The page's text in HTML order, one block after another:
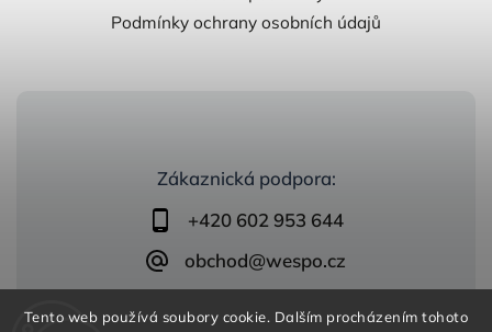
Tento web používá soubory cookie. Dalším procházením tohoto
Zákaznická podpora:
+420 602 953 644
obchod@wespo.cz
Podmínky ochrany osobních údajů